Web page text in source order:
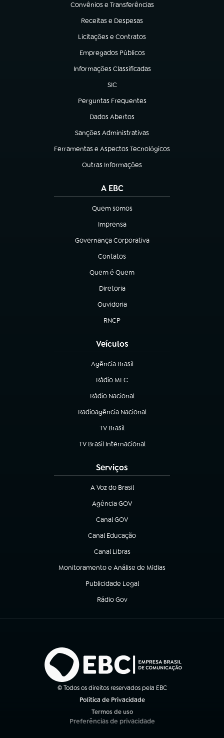
Convênios e Transferências
(abre em nova aba)
Receitas e Despesas
(abre em nova aba)
Licitações e Contratos
(abre em nova aba)
Empregados Públicos
(abre em nova aba)
Informações Classificadas
(abre em nova aba)
SIC
(abre em nova aba)
Perguntas Frequentes
(abre em nova aba)
Dados Abertos
(abre em nova aba)
Sanções Administrativas
(abre em nova aba)
Ferramentas e Aspectos Tecnológicos
(abre em nova aba)
Outras Informações
(abre em nova aba)
A EBC
Quem somos
(abre em nova aba)
Imprensa
(abre em nova aba)
Governança Corporativa
(abre em nova aba)
Contatos
(abre em nova aba)
Quem é Quem
(abre em nova aba)
Diretoria
(abre em nova aba)
Ouvidoria
(abre em nova aba)
RNCP
(abre em nova aba)
Veículos
Agência Brasil
(abre em nova aba)
Rádio MEC
(abre em nova aba)
Rádio Nacional
Radioagência Nacional
(abre em nova aba)
TV Brasil
(abre em nova aba)
TV Brasil Internacional
(abre em nova aba)
Serviços
A Voz do Brasil
(abre em nova aba)
Agência GOV
(abre em nova aba)
Canal GOV
(abre em nova aba)
Canal Educação
(abre em nova aba)
Canal Libras
(abre em nova aba)
Monitoramento e Análise de Mídias
(abre em nova aba)
Publicidade Legal
(abre em nova aba)
Rádio Gov
(abre em nova aba)
© Todos os direitos reservados pela EBC
Política de Privacidade
Termos de uso
(abre em nova aba)
Preferências de privacidade